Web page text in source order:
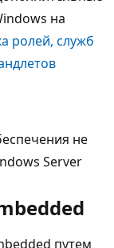
на
ролей, служб
не
Server
путем